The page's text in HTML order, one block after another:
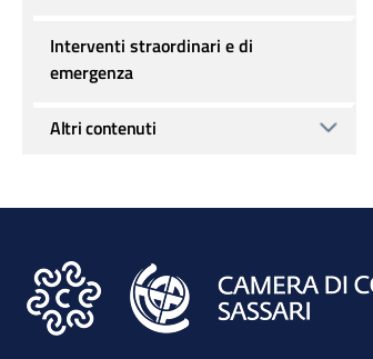
Interventi straordinari e di
emergenza
Altri contenuti